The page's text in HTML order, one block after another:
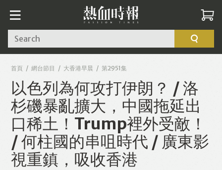
Search
首頁 網台節目 大香港早晨 第2951集
以色列為何攻打伊朗？ / 洛
杉磯暴亂擴大，中國拖延出
口稀土！Trump裡外受敵！
/ 何柱國的串咀時代 / 廣東影
視重鎮，吸收香港